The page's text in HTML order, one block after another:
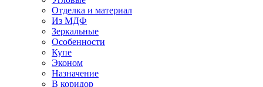
Отделка и материал
Из МДФ
Зеркальные
Особенности
Купе
Эконом
Назначение
В коридор